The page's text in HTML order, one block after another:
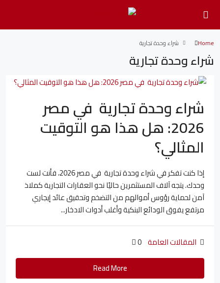
Home شراء وحدة تجارية
شراء وحدة تجارية
شراء وحدة تجارية في مصر
2026: هل هذا هو التوقيت
المثالي؟
إذا كنت تفكر في شراء وحدة تجارية في مصر 2026، فأنت لست
وحدك. يتجه آلاف المستثمرين حاليًا نحو العقارات التجارية كملاذ
آمن لحماية رؤوس أموالهم من التضخم وتحقيق عائد إيجاري
مرتفع يفوق الودائع البنكية وأغلب أدوات الادخار...
المقالات العامة 0
Read More